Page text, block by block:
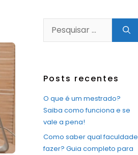
por:
Posts recentes
O que é um mestrado?
Saiba como funciona e se
vale a pena!
Como saber qual faculdade
fazer? Guia completo para